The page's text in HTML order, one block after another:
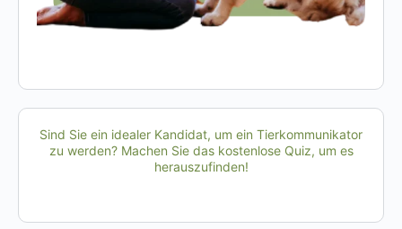
Sind Sie ein idealer Kandidat, um ein Tierkommunikator
zu werden? Machen Sie das kostenlose Quiz, um es
herauszufinden!